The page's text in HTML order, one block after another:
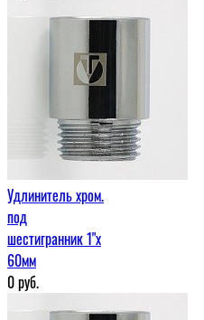
Удлинитель хром.
под
шестигранник 1"х
60мм
0руб.